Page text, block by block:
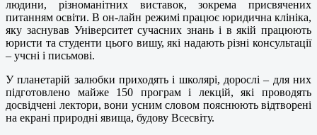
людини, різноманітних виставок, зокрема присвячених
питанням освіти. В он-лайн режимі працює юридична клініка,
яку заснував Університет сучасних знань і в якій працюють
юристи та студенти цього вишу, які надають різні консультації
– учсні і письмові.
У планетарій залюбки приходять і школярі, дорослі – для них
підготовлено майже 150 програм і лекцій, які проводять
досвідчені лектори, вони усним словом пояснюють відтворені
на екрані природні явища, будову Всесвіту.